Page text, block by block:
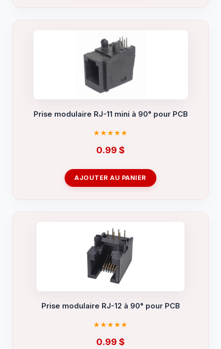
Prise modulaire RJ-11 mini à 90° pour PCB
0.99 $
AJOUTER AU PANIER
Prise modulaire RJ-12 à 90° pour PCB
0.99 $